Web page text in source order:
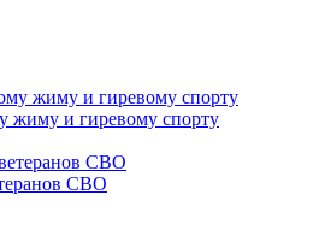
жиму и гиревому спорту
СВО